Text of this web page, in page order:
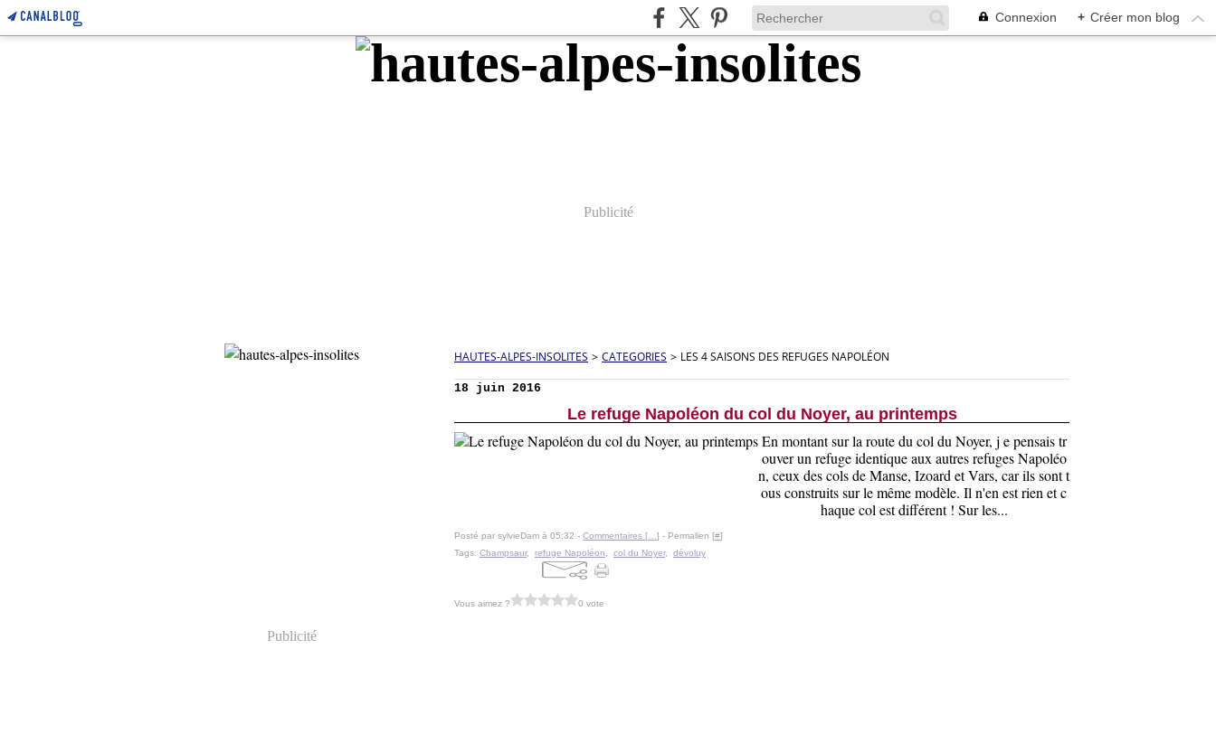
Connexion + Créer mon blog
Publicité
Publicité
HAUTES-ALPES-INSOLITES > CATEGORIES > LES 4 SAISONS DES REFUGES NAPOLÉON
18 juin 2016
Le refuge Napoléon du col du Noyer, au printemps
En montant sur la route du col du Noyer, j e pensais tr
ouver un refuge identique aux autres refuges Napoléo
n, ceux des cols de Manse, Izoard et Vars, car ils sont t
ous construits sur le même modèle. Il n'en est rien et c
haque col est différent ! Sur les...
Posté par sylvieDam à 05:32 - Commentaires [ ] - Permalien [#]
Tags: Champsaur, refuge Napoléon col du Noyer, dévoluy
Vous aimez ? 0 vote